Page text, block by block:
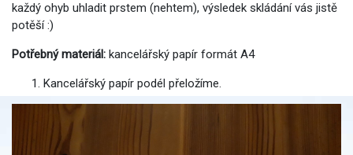
každý ohyb uhladit prstem (nehtem), výsledek skládání vás jistě
potěší :)
Potřebný materiál: kancelářský papír formát A4
Kancelářský papír podél přeložíme.